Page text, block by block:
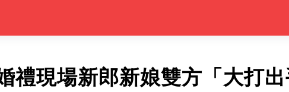
禮現場新郎新娘雙方「大打